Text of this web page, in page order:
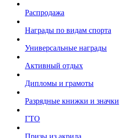
Распродажа
Награды по видам спорта
Универсальные награды
Активный отдых
Дипломы и грамоты
Разрядные книжки и значки
ГТО
Призы из акрила